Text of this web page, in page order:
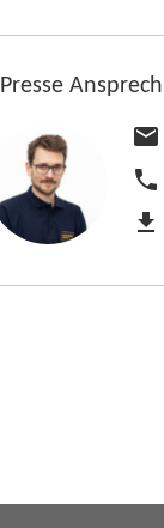
Presse